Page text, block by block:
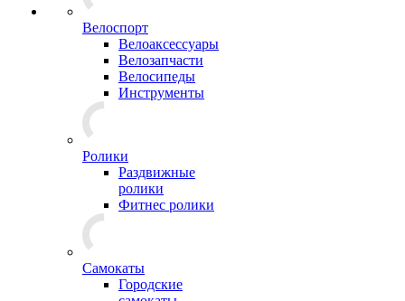
Велоспорт
Велоаксессуары
Велозапчасти
Велосипеды
Инструменты
Ролики
Раздвижные
ролики
Фитнес ролики
Самокаты
Городские